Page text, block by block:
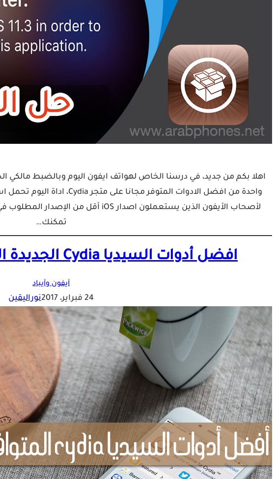
اهلا بكم من جديد، في درسنا الخاص لهواتف ايفون اليوم وبالضبط مالكي
تمكنك…
افضل أدوات السيديا Cydia الجديدة المتوافقة مع iOS 10.2
آيفون وآيباد
24 فبراير، 2017 نوراليقين